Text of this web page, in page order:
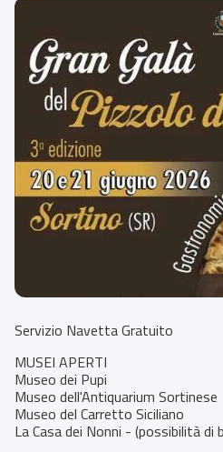
Servizio Navetta Gratuito
MUSEI APERTI
Museo dei Pupi
Museo dell'Antiquarium Sortinese
Museo del Carretto Siciliano
La Casa dei Nonni - (possibilità di